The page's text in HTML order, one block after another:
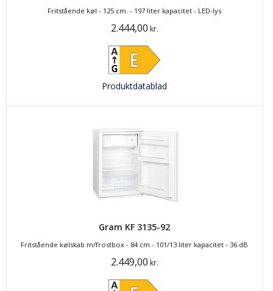
Fritstående køl - 125 cm. - 197 liter kapacitet - LED-lys
2.444,00 kr.
Produktdatablad
Gram KF 3135-92
Fritstående kølskab m/frostbox - 84 cm.- 101/13 liter kapacitet - 36 dB
2.449,00 kr.